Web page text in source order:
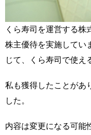
くら寿司を運営する株
株主優待を実施してい
じて、くら寿司で使え
私も獲得したことがあ
した。
内容は変更になる可能